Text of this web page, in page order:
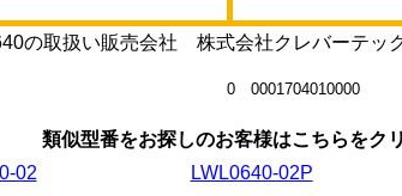
の取扱い販売会社 株式会社クレバーテ
0 0001704010000
類似型番をお探しのお客様はこちらをク
02 LWL0640-02P